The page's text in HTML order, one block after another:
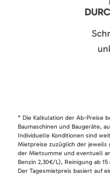
* Die Kalkulation der Ab-Preise
Baumaschinen und Baugeräte,
Individuelle Konditionen sind
Mietpreise zuzüglich der jeweils
der Mietsumme und eventuell
Benzin 2,30€/L), Reinigung ab
Der Tagesmietpreis basiert auf